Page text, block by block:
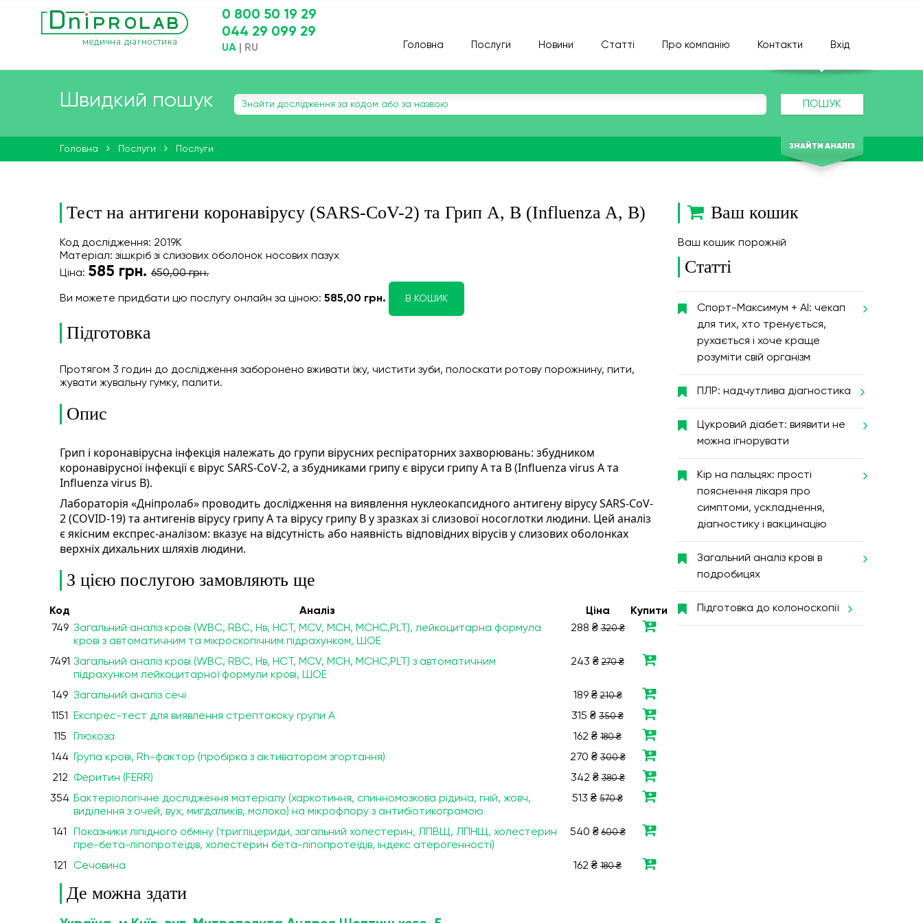
0 800 50 19 29
044 29 099 29
UA RU Головна Послуги Новини Статті Про компанію Контакти Вхід
Швидкий пошук ПОШУК
ЗНАЙТИ АНАЛІЗ
Головна Послуги Послуги
Тест на антигени коронавірусу (SARS-CoV-2) та Грип A, B (Influenza A, B)
Код дослідження: 2019K
Матеріал: зішкріб зі слизових оболонок носових пазух
Ціна: 585 грн. 650,00 грн.
Ви можете придбати цю послугу онлайн за ціною: 585,00 грн. В КОШИК
Підготовка
Протягом 3 годин до дослідження заборонено вживати їжу, чистити зуби, полоскати ротову порожнину, пити,
жувати жувальну гумку, палити.
Опис
Грип і коронавірусна інфекція належать до групи вірусних респіраторних захворювань: збудником
коронавірусної інфекції є вірус SARS-CoV-2, а збудниками грипу є віруси грипу А та В (Influenza virus A та
Influenza virus B).
Лабораторія «Дніпролаб» проводить дослідження на виявлення нуклеокапсидного антигену вірусу SARS-CoV-
2 (COVID-19) та антигенів вірусу грипу А та вірусу грипу В у зразках зі слизової носоглотки людини. Цей аналіз
є якісним експрес-аналізом: вказує на відсутність або наявність відповідних вірусів у слизових оболонках
верхніх дихальних шляхів людини.
З цією послугою замовляють ще
Код Аналiз Ціна
Купити
749 Загальний аналіз крові (WBC, RBC, Нв, HCT, MCV, МСН, МСНС,PLT), лейкоцитарна формула
крові з автоматичним та мікроскопічним підрахунком, ШОЕ
288 ₴320 ₴
7491 Загальний аналіз крові (WBC, RBC, Нв, HCT, MCV, МСН, МСНС,PLT) з автоматичним
підрахунком лейкоцитарної формули крові, ШОЕ
243 ₴ 270 ₴
149 Загальний аналіз сечі 189 ₴210 ₴
1151 Експрес-тест для виявлення стрептококу групи А 315 ₴ 350 ₴
115 Глюкоза 162 ₴ 180 ₴
144 Група крові, Rh-фактор (пробірка з активатором згортання) 270 ₴300 ₴
212 Феритин (FERR) 342 ₴380 ₴
354 Бактеріологічне дослідження матеріалу (харкотиння, спинномозкова рідина, гній, жовч,
виділення з очей, вух, мигдаликів, молоко) на мікрофлору з антибіотикограмою
513 ₴ 570 ₴
141
Показники ліпідного обміну (тригліцериди, загальний холестерин, ЛПВЩ, ЛПНЩ, холестерин
пре-бета-ліпопротеїдів, холестерин бета-ліпопротеїдів, індекс атерогенності)
540 ₴600 ₴
121 Сечовина 162 ₴ 180 ₴
Де можна здати
Ваш кошик
Ваш кошик порожній
Статті
Спорт-Максимум + AI: чекап
для тих, хто тренується,
рухається і хоче краще
розуміти свій організм
ПЛР: надчутлива діагностика
Цукровий діабет: виявити не
можна ігнорувати
Кір на пальцях: прості
пояснення лікаря про
симптоми, ускладнення,
діагностику і вакцинацію
Загальний аналіз крові в
подробицях
Підготовка до колоноскопії